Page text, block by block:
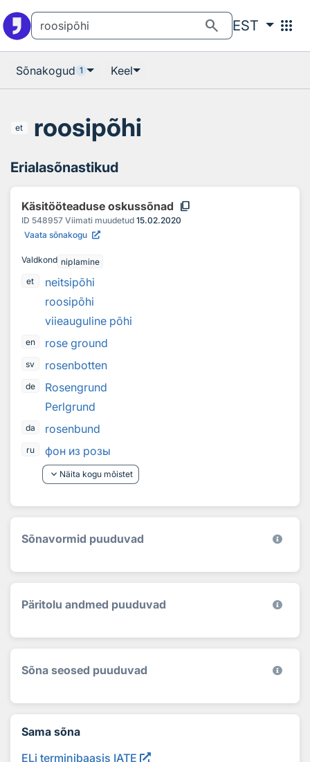
search EST apps
Sõnakogud 1 Keel
et roosipõhi
Erialasõnastikud
Käsitööteaduse oskussõnad content_copy
ID 548957 Viimati muudetud 15.02.2020
Vaata sõnakogu
Valdkond niplamine
et
neitsipõhi
roosipõhi
viieauguline põhi
en rose ground
sv rosenbotten
de
Rosengrund
Perlgrund
da rosenbund
ru
фон из розы
keyboard_arrow_down Näita kogu mõistet
Sõnavormid puuduvad
Päritolu andmed puuduvad
Sõna seosed puuduvad
Sama sõna
ELi terminibaasis IATE